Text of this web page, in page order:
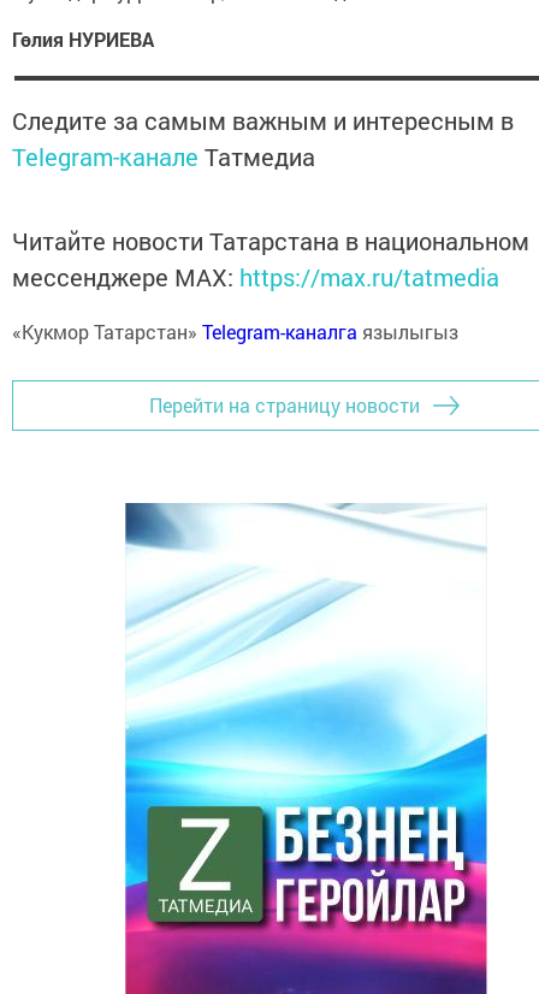
Гөлия НУРИЕВА
Следите за самым важным и интересным в
Telegram-канале Татмедиа
Читайте новости Татарстана в национальном
мессенджере MАХ: https://max.ru/tatmedia
«Кукмор Татарстан» Telegram-каналга язылыгыз
Перейти на страницу новости